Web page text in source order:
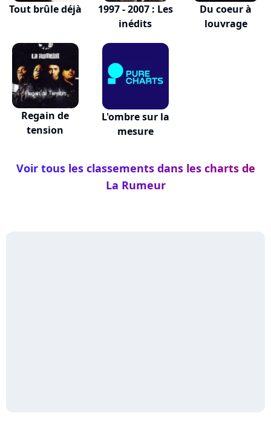
Tout brûle déjà
1997 - 2007 : Les
inédits
Du coeur à
louvrage
Regain de
tension
L'ombre sur la
mesure
Voir tous les classements dans les charts de
La Rumeur